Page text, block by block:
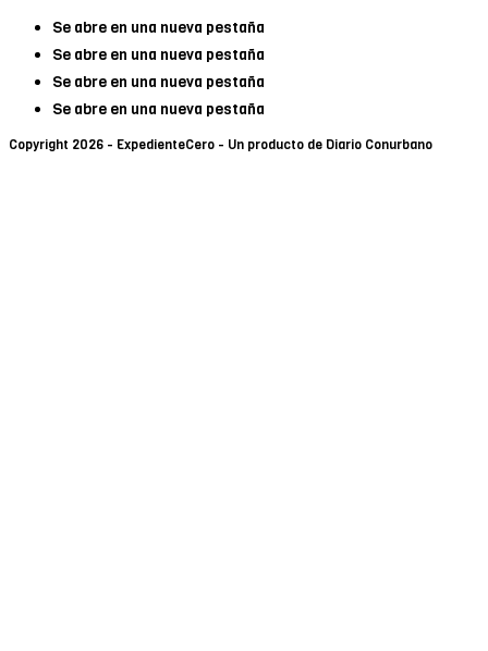
Se abre en una nueva pestaña
Se abre en una nueva pestaña
Se abre en una nueva pestaña
Se abre en una nueva pestaña
Copyright 2026 - ExpedienteCero - Un producto de Diario Conurbano